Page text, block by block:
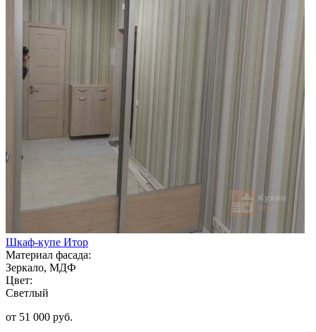
Шкаф-купе Итор
Материал фасада:
Зеркало, МДФ
Цвет:
Светлый
от 51 000 руб.